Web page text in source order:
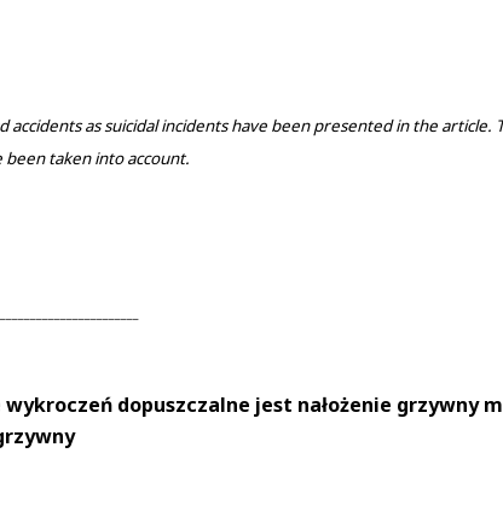
accidents as suicidal incidents have been presented in the article.
been taken into account.
dopuszczalne jest nałożenie grzywny